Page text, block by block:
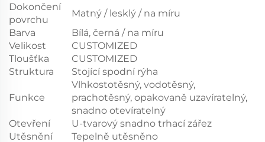
Dokončení
povrchu
Matný / lesklý / na míru
Barva
Bílá, černá / na míru
Velikost
CUSTOMIZED
Tloušťka
CUSTOMIZED
Struktura
Stojící spodní rýha
Funkce
Vlhkostotěsný, vodotěsný,
prachotěsný, opakovaně uzavíratelný,
snadno otevíratelný
Otevření
U-tvarový snadno trhací zářez
Utěsnění
Tepelně utěsněno